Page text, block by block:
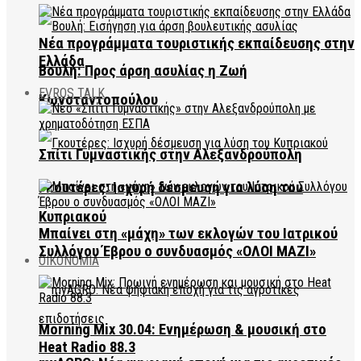
Βουλή: Προς άρση ασυλίας η Ζωή
Κωνσταντοπούλου
Γκουτέρες: Ισχυρή δέσμευση για λύση του
Κυπριακού
ΟΙΚΟΝΟΜΙΑ
Νέα προγράμματα τουριστικής εκπαίδευσης στην
Ελλάδα
EVROS TALK
Σπίτι Γυμναστικής στην Αλεξανδρούπολη
Μπαίνει στη «μάχη» των εκλογών του Ιατρικού
Συλλόγου Έβρου ο συνδυασμός «ΟΛΟΙ ΜΑΖΙ»
Morning Mix 30.04: Ενημέρωση & μουσική στο
Heat Radio 88.3